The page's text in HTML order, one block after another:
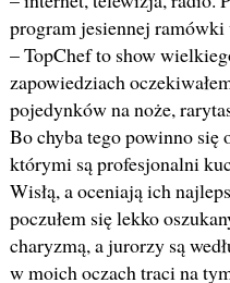
program jesiennej
– TopChef to show
zapowiedziach
pojedynków na noże,
Bo chyba tego powinno się
którymi są profesjonalni
Wisłą, a oceniają ich
poczułem się lekko
charyzmą, a jurorzy są
w moich oczach traci na